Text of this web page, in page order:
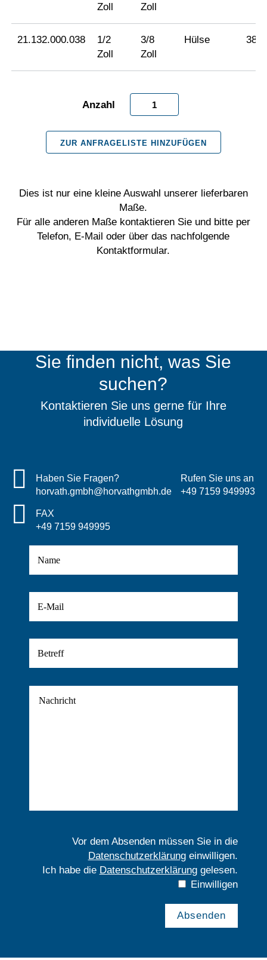
Zoll
Zoll
21.132.000.038
1/2
Zoll
3/8
Zoll
Hülse 38
Adapter
Adapterverlängerungen
unterschiedlichem
Antrieb
und
1/4",
3/8",
1/2"
ZUR ANFRAGELISTE HINZUFÜGEN
Dies ist nur eine kleine Auswahl unserer lieferbaren
Maße.
Für alle anderen Maße kontaktieren Sie und bitte per
Telefon, E-Mail oder über das nachfolgende
Kontaktformular.
Sie finden nicht, was Sie
suchen?
Kontaktieren Sie uns gerne für Ihre
individuelle Lösung
Haben Sie Fragen?
horvath.gmbh@horvathgmbh.de
Rufen Sie uns an
+49 7159 949993
FAX
+49 7159 949995
Vor dem Absenden müssen Sie in die
Datenschutzerklärungeinwilligen.
Ich habe die Datenschutzerklärunggelesen.
Einwilligen